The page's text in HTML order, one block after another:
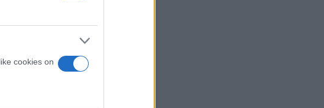
cookies on
«Εφ.Συν.»
εικόνα
επιτελικών
σκληρού